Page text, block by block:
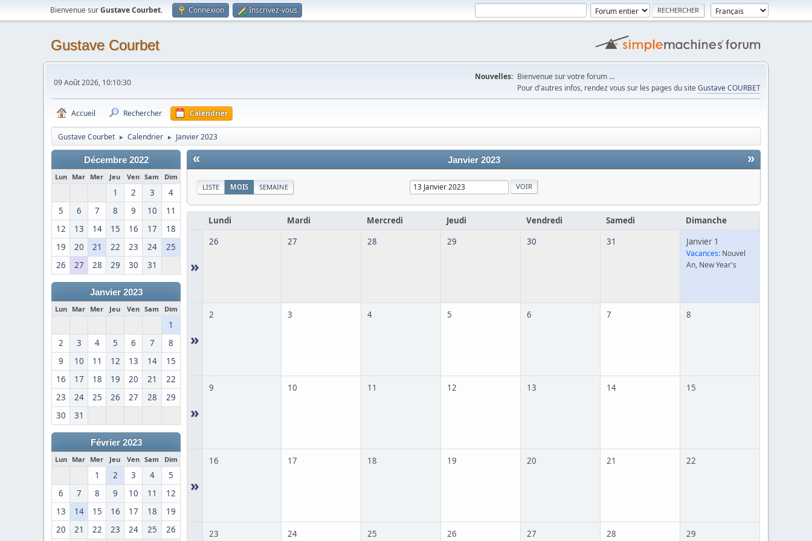
Bienvenue surGustave Courbet. Connexion Inscrivez-vous
Gustave Courbet
09 Août 2026, 10:10:30
Nouvelles: Bienvenue sur votre forum ...
Pour d'autres infos, rendez vous sur les pages du site Gustave COURBET
Accueil Rechercher Calendrier
Gustave Courbet ► Calendrier ► Janvier 2023
Décembre 2022
Lun Mar Mer Jeu Ven Sam Dim
1 2 3
4
5
6 7 8 9 10
11
12
13 14 15 16 17
18
19
20 21 22 23 24
25
26
27 28 29 30 31
Janvier 2023
Lun Mar Mer Jeu Ven Sam Dim
1
2
3 4 5 6 7
8
9
10 11 12 13 14
15
16
17 18 19 20 21
22
23
24 25 26 27 28
29
30
31
Février 2023
Lun Mar Mer Jeu Ven Sam Dim
1 2 3 4
5
6
7 8 9 10 11
12
13
14 15 16 17 18
19
20
21 22 23 24 25 26
« »
Janvier 2023
LISTE MOIS SEMAINE
Lundi Mardi Mercredi Jeudi Vendredi Samedi Dimanche
»
26 27 28 29 30 31 Janvier 1
Vacances: Nouvel
An, New Year's
»
2 3 4 5 6 7 8
»
9 10 11 12 13 14 15
»
16 17 18 19 20 21 22
23 24 25 26 27 28 29